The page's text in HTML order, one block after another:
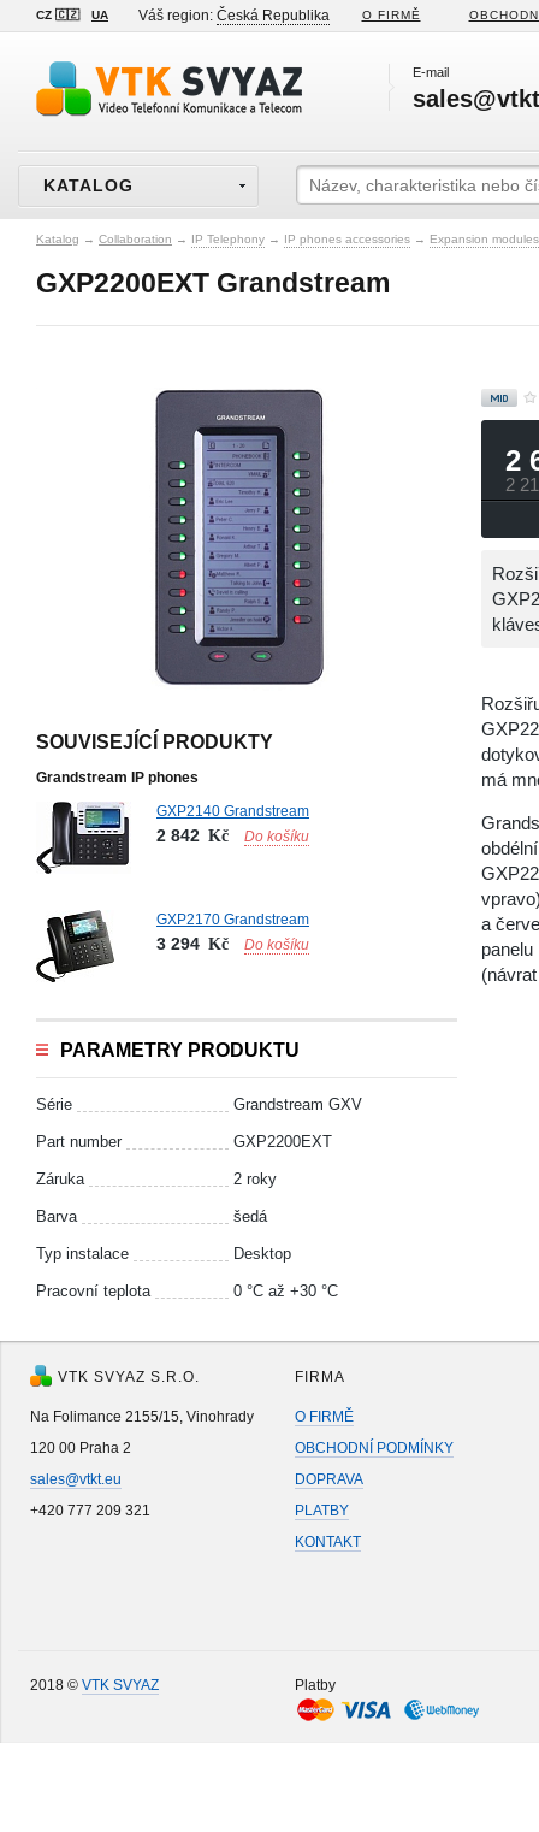
CZ 🇨🇿 UA Váš region: Česká Republika O FIRMĚ
E-mail
KATALOG
Katalog → Collaboration → IP Telephony → IP phones accessories → Expansion modules
GXP2200EXT Grandstream
SOUVISEJÍCÍ PRODUKTY
Grandstream IP phones
GXP2140 Grandstream
2 842 Kč Do košíku
GXP2170 Grandstream
3 294 Kč Do košíku
PARAMETRY PRODUKTU
Série Grandstream GXV
Part number GXP2200EXT
Záruka 2 roky
Barva šedá
Typ instalace Desktop
Pracovní teplota 0 °С až +30 °С
2
2
má
a
VTK SVYAZ S.R.O.
Na Folimance 2155/15, Vinohrady
120 00 Praha 2
sales@vtkt.eu
+420 777 209 321
FIRMA
O FIRMĚ
OBCHODNÍ PODMÍNKY
DOPRAVA
PLATBY
KONTAKT
2018 © VTK SVYAZ Platby